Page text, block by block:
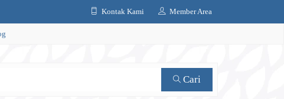
Kontak Kami Member Area
Cari